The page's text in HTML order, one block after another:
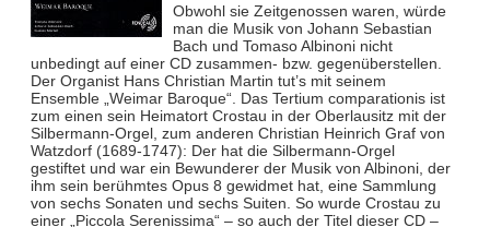
Obwohl sie Zeitgenossen waren, würde
man die Musik von Johann Sebastian
Bach und Tomaso Albinoni nicht
unbedingt auf einer CD zusammen- bzw. gegenüberstellen.
Der Organist Hans Christian Martin tut’s mit seinem
Ensemble „Weimar Baroque“. Das Tertium comparationis ist
zum einen sein Heimatort Crostau in der Oberlausitz mit der
Silbermann-Orgel, zum anderen Christian Heinrich Graf von
Watzdorf (1689-1747): Der hat die Silbermann-Orgel
gestiftet und war ein Bewunderer der Musik von Albinoni, der
ihm sein berühmtes Opus 8 gewidmet hat, eine Sammlung
von sechs Sonaten und sechs Suiten. So wurde Crostau zu
einer „Piccola Serenissima“ – so auch der Titel dieser CD –